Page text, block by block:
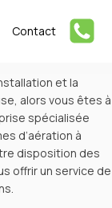
Contact
et la
alors vous êtes à
spécialisée
d’aération à
disposition des
offrir un service de